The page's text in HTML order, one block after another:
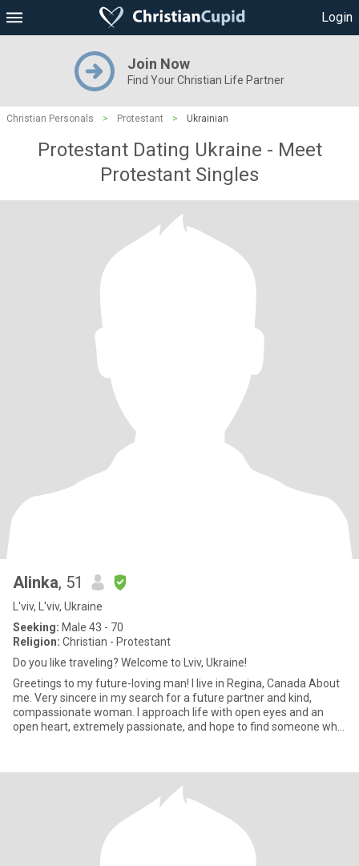
Login
Join Now
Find Your Christian Life Partner
Christian Personals > Protestant > Ukrainian
Protestant Dating Ukraine - Meet
Protestant Singles
Alinka, 51
L'viv, L'viv, Ukraine
Seeking: Male 43 - 70
Religion: Christian - Protestant
Do you like traveling? Welcome to Lviv, Ukraine!
Greetings to my future-loving man! I live in Regina, Canada About
me. Very sincere in my search for a future partner and kind,
compassionate woman. I approach life with open eyes and an
open heart, extremely passionate, and hope to find someone who